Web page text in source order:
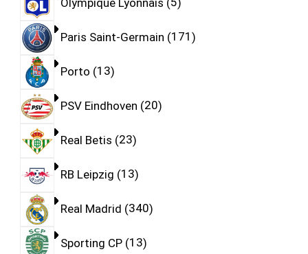
Paris Saint-Germain 171
Porto 13
PSV Eindhoven 20
Real Betis 23
RB Leipzig 13
Real Madrid 340
Sporting CP 13